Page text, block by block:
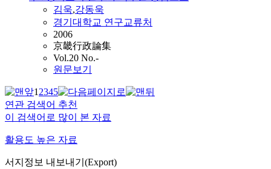
김욱,강동욱
경기대학교 연구교류처
2006
京畿行政論集
Vol.20 No.-
원문보기
12345
연관 검색어 추천
이 검색어로 많이 본 자료
활용도 높은 자료
서지정보 내보내기(Export)